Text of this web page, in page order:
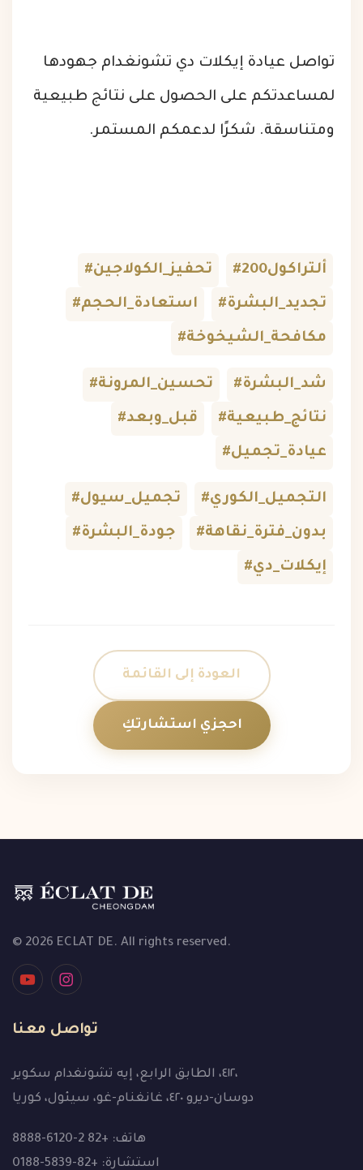
تواصل عيادة إيكلات دي تشونغدام جهودها
لمساعدتكم على الحصول على نتائج طبيعية
ومتناسقة. شكرًا لدعمكم المستمر.
#ألتراكول200 #تحفيز_الكولاجين
#تجديد_البشرة #استعادة_الحجم
#مكافحة_الشيخوخة
#شد_البشرة #تحسين_المرونة
#نتائج_طبيعية #قبل_وبعد
#عيادة_تجميل
#التجميل_الكوري #تجميل_سيول
#بدون_فترة_نقاهة #جودة_البشرة
#إيكلات_دي
العودة إلى القائمة
احجزي استشارتكِ
© 2026 ECLAT DE. All rights reserved.
تواصل معنا
٤١٢، الطابق الرابع، إيه تشونغدام سكوير،
دوسان-ديرو ٤٢٠، غانغنام-غو، سيئول، كوريا
هاتف: +82 2-6120-8888
استشارة: +82-5839-0188